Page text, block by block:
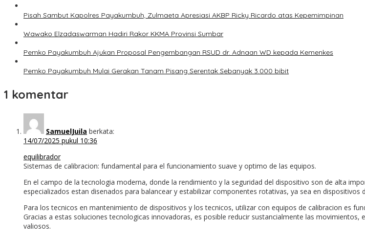
Pisah Sambut Kapolres Payakumbuh, Zulmaeta Apresiasi AKBP Ricky Ricardo atas Kepemimpinan
Wawako Elzadaswarman Hadiri Rakor KKMA Provinsi Sumbar
Pemko Payakumbuh Ajukan Proposal Pengembangan RSUD dr. Adnaan WD kepada Kemenkes
Pemko Payakumbuh Mulai Gerakan Tanam Pisang Serentak Sebanyak 3.000 bibit
1 komentar
SamuelJuila berkata:
14/07/2025 pukul 10:36
equilibrador
Sistemas de calibracion: fundamental para el funcionamiento suave y optimo de las equipos.
En el campo de la tecnologia moderna, donde la rendimiento y la seguridad del dispositivo son de alta
especializados estan disenados para balancear y estabilizar componentes rotativas, ya sea en
Para los tecnicos en mantenimiento de dispositivos y los tecnicos, utilizar con equipos de calibracion es
Gracias a estas soluciones tecnologicas innovadoras, es posible reducir sustancialmente las
valiosos.